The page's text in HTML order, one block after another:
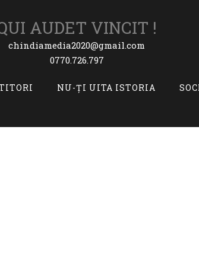
AUDET VINCIT !
chindiamedia2020@gmail.com
0770.726.797
NU-ȚI UITA ISTORIA